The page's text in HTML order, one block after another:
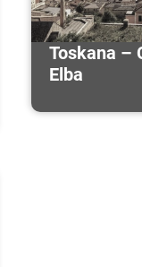
Toskana –
Elba